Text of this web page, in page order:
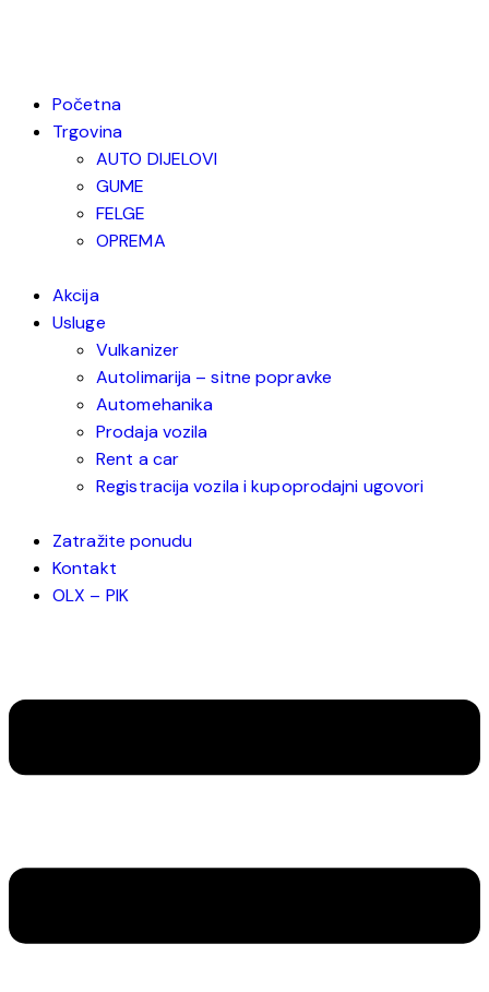
Početna
Trgovina
AUTO DIJELOVI
GUME
FELGE
OPREMA
Akcija
Usluge
Vulkanizer
Autolimarija – sitne popravke
Automehanika
Prodaja vozila
Rent a car
Registracija vozila i kupoprodajni ugovori
Zatražite ponudu
Kontakt
OLX – PIK